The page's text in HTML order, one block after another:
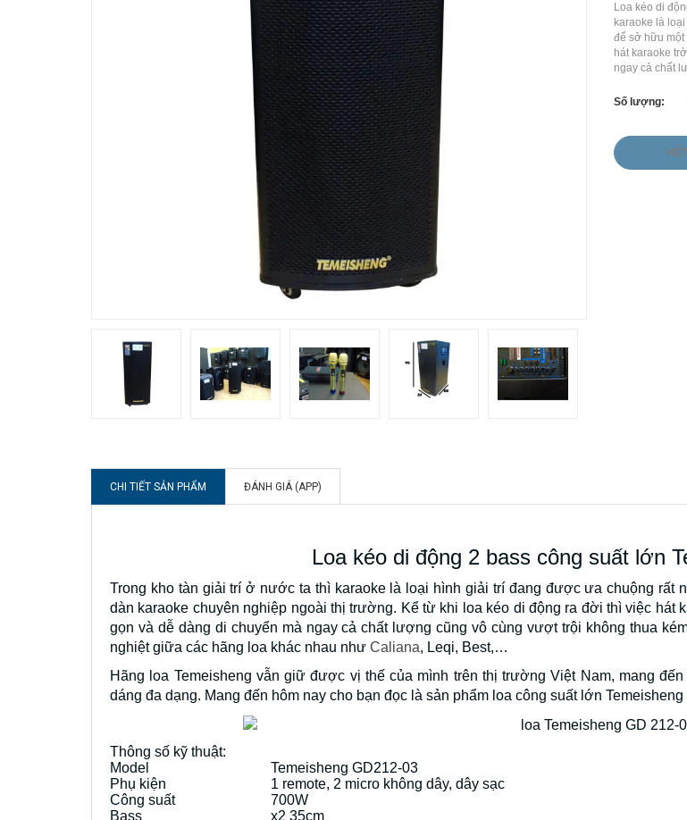
Loa kéo di
karaoke là
để sở hữu
hát karaoke
ngay cả chất
Số lượng:
CHI TIẾT SẢN PHẨM ĐÁNH GIÁ (APP)
Loa kéo di động 2 bass công suất lớn
Trong kho tàn giải trí ở nước ta thì karaoke là loại hình giải trí đang được ưa chuộng rất
dàn karaoke chuyên nghiệp ngoài thị trường. Kể từ khi loa kéo di động ra đời thì việc
gọn và dễ dàng di chuyển mà ngay cả chất lượng cũng vô cùng vượt trội không thua
nghiệt giữa các hãng loa khác nhau như Caliana, Leqi, Best,…
Hãng loa Temeisheng vẫn giữ được vị thế của mình trên thị trường Việt Nam, mang
dáng đa dạng. Mang đến hôm nay cho bạn đọc là sản phẩm loa công suất lớn
Thông số kỹ thuật:
Model
Temeisheng GD212-03
Phụ kiện
1 remote, 2 micro không dây, dây sạc
Công suất
700W
Bass
x2 35cm